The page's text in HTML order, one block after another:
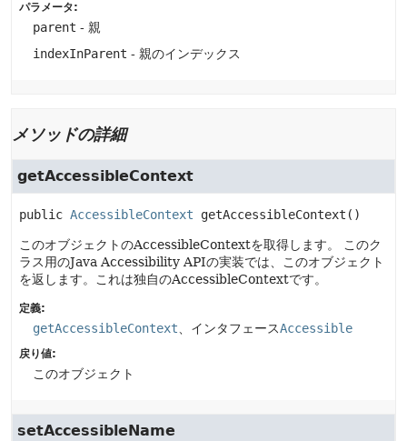
パラメータ:
parent - 親
indexInParent - 親のインデックス
メソッドの詳細
getAccessibleContext
public AccessibleContext getAccessibleContext ()
このオブジェクトのAccessibleContextを取得します。
このク
ラス用のJava Accessibility APIの実装では、このオブジェクト
を返します。これは独自のAccessibleContextです。
定義:
getAccessibleContext 、インタフェースAccessible
戻り値:
このオブジェクト
setAccessibleName